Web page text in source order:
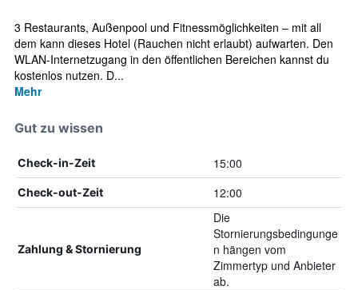
3 Restaurants, Außenpool und Fitnessmöglichkeiten – mit all
dem kann dieses Hotel (Rauchen nicht erlaubt) aufwarten. Den
WLAN-Internetzugang in den öffentlichen Bereichen kannst du
kostenlos nutzen. D...
Mehr
Gut zu wissen
Check-in-Zeit 15:00
Check-out-Zeit 12:00
Zahlung & Stornierung
Die
Stornierungsbedingunge
n hängen vom
Zimmertyp und Anbieter
ab.